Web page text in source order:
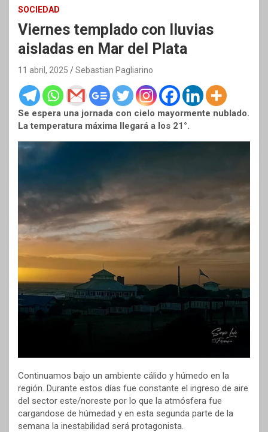
SOCIEDAD
Viernes templado con lluvias
aisladas en Mar del Plata
11 abril, 2025 Sebastian Pagliarino
Se espera una jornada con cielo mayormente nublado.
La temperatura máxima llegará a los 21°.
Continuamos bajo un ambiente cálido y húmedo en la
región. Durante estos días fue constante el ingreso de aire
del sector este/noreste por lo que la atmósfera fue
cargandose de húmedad y en esta segunda parte de la
semana la inestabilidad será protagonista.